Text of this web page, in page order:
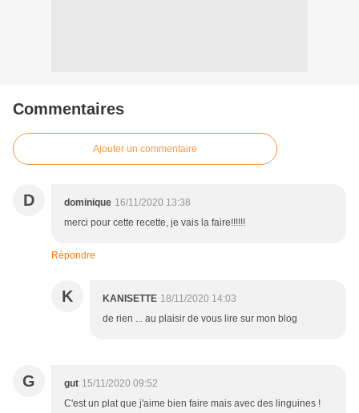
Commentaires
Ajouter un commentaire
D dominique 16/11/2020 13:38
merci pour cette recette, je vais la faire!!!!!!
Répondre
K KANISETTE 18/11/2020 14:03
de rien ... au plaisir de vous lire sur mon blog
G gut 15/11/2020 09:52
C'est un plat que j'aime bien faire mais avec des linguines !